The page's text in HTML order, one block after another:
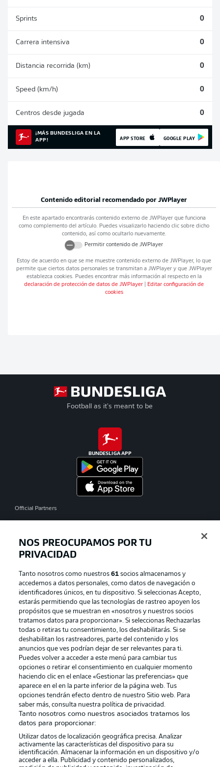
Sprints 0
Carrera intensiva 0
Distancia recorrida (km) 0
Speed (km/h) 0
Centros desde jugada 0
¡MÁS BUNDESLIGA EN LA
APP!
APP STORE GOOGLE PLAY
Contenido editorial recomendado por JWPlayer
En este apartado encontrarás contenido externo de JWPlayerque funciona
como complemento del artículo. Puedes visualizarlo haciendo clic sobre dicho
contenido, así como ocultarlo nuevamente.
Permitir contenido de JWPlayer
Estoy de acuerdo en que se me muestre contenido externo de JWPlayer, lo que
permite que ciertos datos personales se transmitan a JWPlayery que JWPlayer
establezca cookies. Puedes encontrar más información al respecto en la
declaración de protección de datos de JWPlayer
Editar configuración de
cookies
Football as it's meant to be
BUNDESLIGA APP
Official Partners
Publicidad Aviso legal
Gestionar las preferencias Declaracion de privacidad
Canales Trabajos
Jugadores Condiciones de uso
Sello Editorial Contacto
NOS PREOCUPAMOS POR TU
PRIVACIDAD
Tanto nosotros como nuestros61 socios almacenamos y
accedemos a datos personales, como datos de navegación o
identificadores únicos, en tu dispositivo. Si seleccionas Acepto,
estarás permitiendo que las tecnologías de rastreo apoyen los
propósitos que se muestran en «nosotros y nuestros socios
tratamos datos para proporcionar». Si seleccionas Rechazarlas
todas o retiras tu consentimiento, los deshabilitarás. Si se
deshabilitan los rastreadores, parte del contenido y los
anuncios que ves podrían dejar de ser relevantes para ti.
Puedes volver a acceder a este menú para cambiar tus
opciones o retirar el consentimiento en cualquier momento
haciendo clic en el enlace «Gestionar las preferencias» que
aparece en el en la parte inferior de la página web. Tus
opciones tendrán efecto dentro de nuestro Sitio web. Para
saber más, consulta nuestra política de privacidad.
Tanto nosotros como nuestros asociados tratamos los
datos para proporcionar:
Utilizar datos de localización geográfica precisa. Analizar
activamente las características del dispositivo para su
identificación. Almacenar la información en un dispositivo y/o
acceder a ella. Publicidad y contenido personalizados,